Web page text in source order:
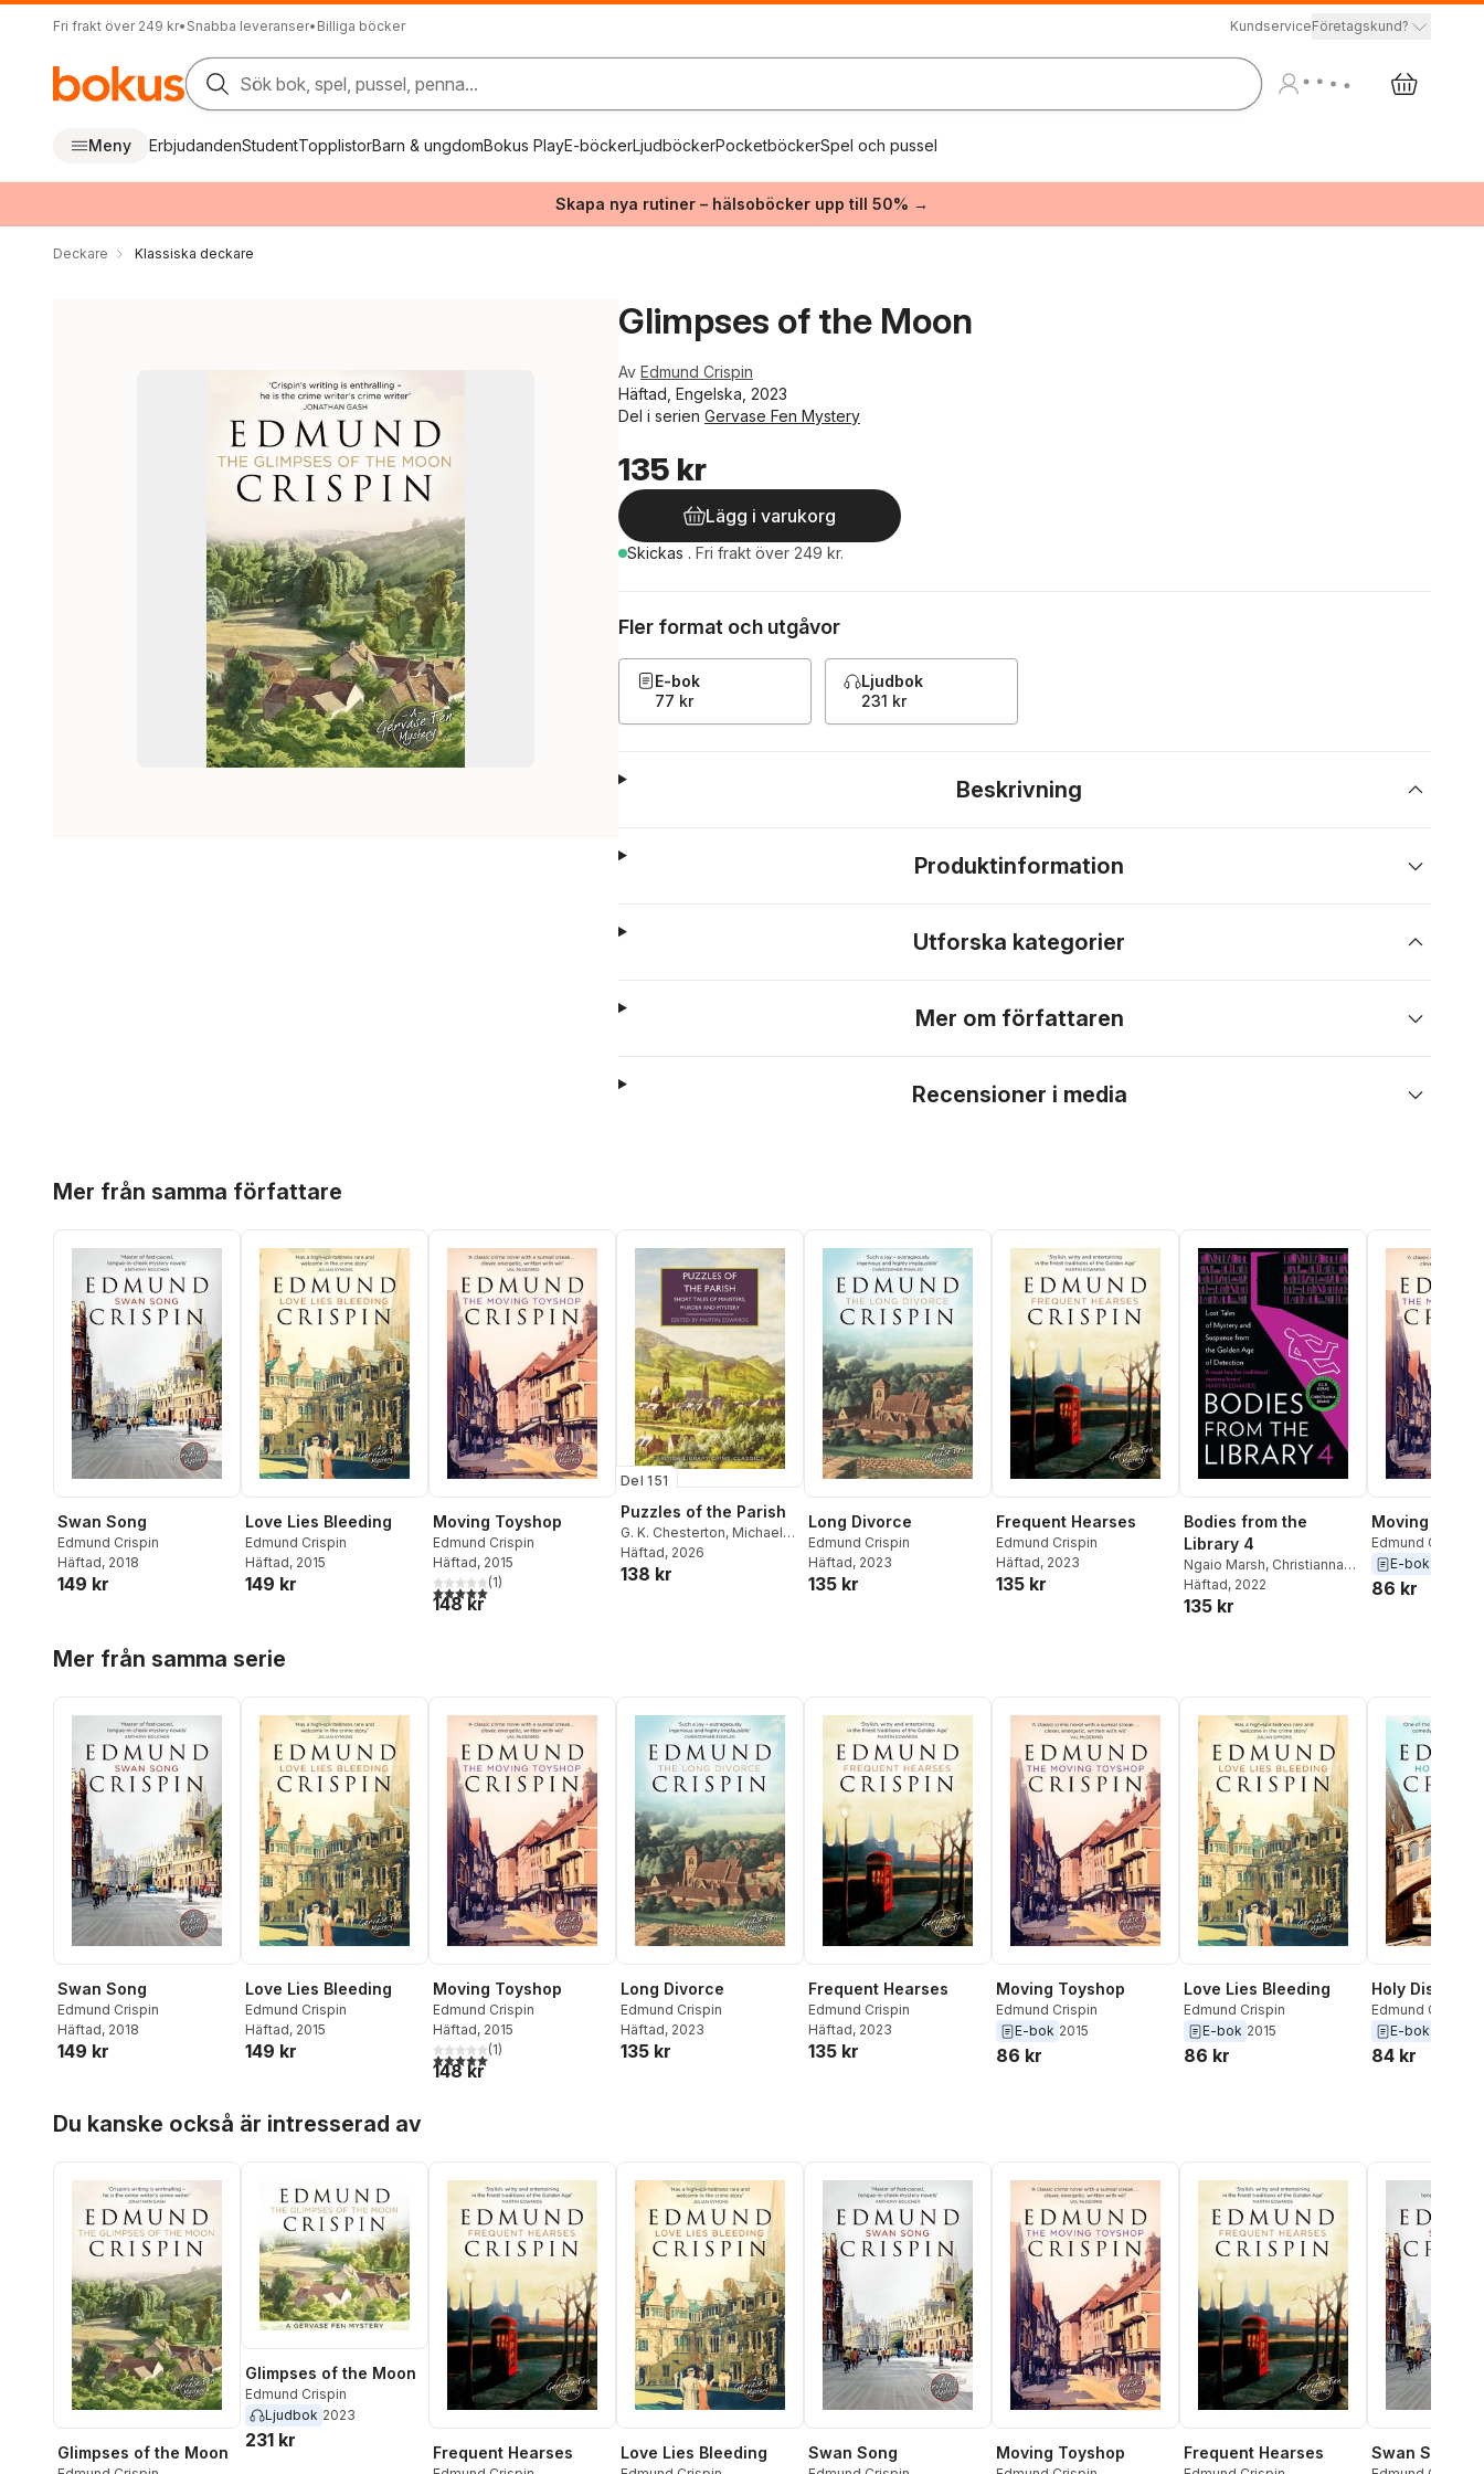
Fri frakt över 249 kr• Snabba leveranser• Billiga böcker KundserviceFöretagskund?
Sök bok, spel, pussel, penna...
Meny ErbjudandenStudentTopplistorBarn & ungdomBokus PlayE-böckerLjudböckerPocketböckerSpel och pussel
Skapa nya rutiner – hälsoböcker upp till 50% →
Deckare Klassiska deckare
Glimpses of the Moon
Av Edmund Crispin
Häftad, Engelska, 2023
Del i serien Gervase Fen Mystery
135 kr
Lägg i varukorg
Skickas . Fri frakt över 249 kr.
Fler format och utgåvor
E-bok
77 kr
Ljudbok
231 kr
Beskrivning
Produktinformation
Utforska kategorier
Mer om författaren
Recensioner i media
Mer från samma författare
Swan Song
Edmund Crispin
Häftad, 2018
149 kr
Love Lies Bleeding
Edmund Crispin
Häftad, 2015
149 kr
Moving Toyshop
Edmund Crispin
Häftad, 2015
5,0utav 5 stjärnor. Totalt antal röster:
(1)
148 kr
Del 151
Puzzles of the Parish
G. K. Chesterton, Michael
Gilbert, Joyce Porter
Bailey,Cyril Hare
Häftad, 2026
138 kr
Long Divorce
Edmund Crispin
Häftad, 2023
135 kr
Frequent Hearses
Edmund Crispin
Häftad, 2023
135 kr
Bodies from the
Library 4
Ngaio Marsh, Christianna
Brand,Edmund Crispin
Tony Medawar
Häftad, 2022
135 kr
Moving
Edmund Crispin
E-bok
86 kr
Mer från samma serie
Swan Song
Edmund Crispin
Häftad, 2018
149 kr
Love Lies Bleeding
Edmund Crispin
Häftad, 2015
149 kr
Moving Toyshop
Edmund Crispin
Häftad, 2015
5,0utav 5 stjärnor. Totalt antal röster:
(1)
148 kr
Long Divorce
Edmund Crispin
Häftad, 2023
135 kr
Frequent Hearses
Edmund Crispin
Häftad, 2023
135 kr
Moving Toyshop
Edmund Crispin
E-bok 2015
86 kr
Love Lies Bleeding
Edmund Crispin
E-bok 2015
86 kr
Holy
Edmund Crispin
E-bok
84 kr
Du kanske också är intresserad av
Glimpses of the Moon
Glimpses of the Moon
Edmund Crispin
Ljudbok 2023
231 kr
Frequent Hearses Love Lies Bleeding Swan Song Moving Toyshop Frequent Hearses Swan Song